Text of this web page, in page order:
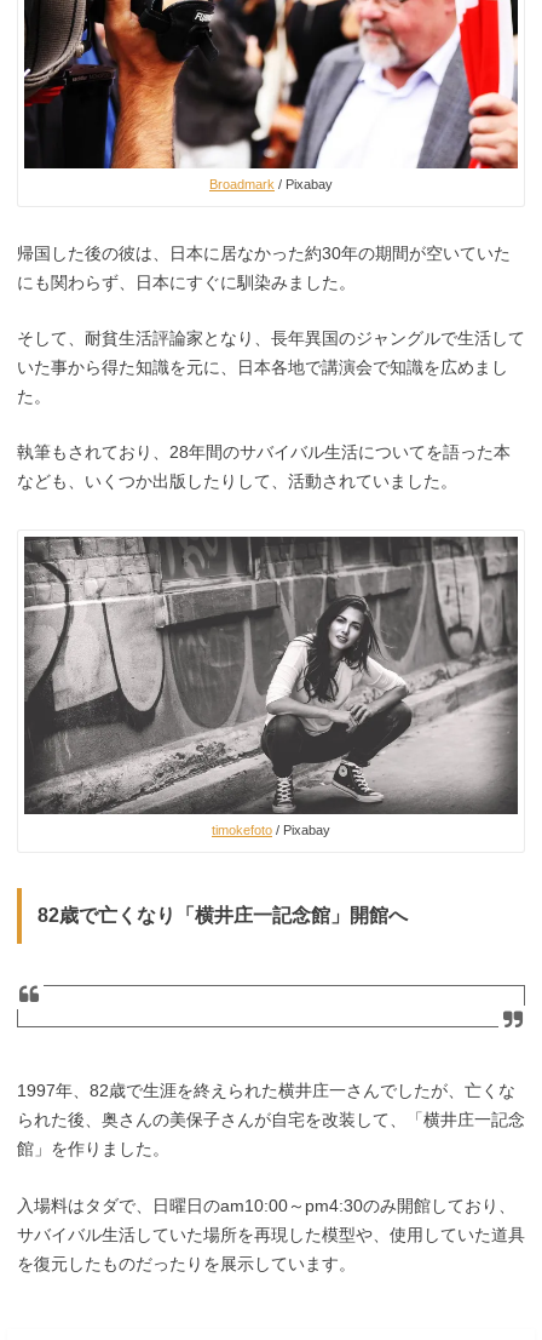
Broadmark / Pixabay
帰国した後の彼は、日本に居なかった約30年の期間が空いていた
にも関わらず、日本にすぐに馴染みました。
そして、耐貧生活評論家となり、長年異国のジャングルで生活して
いた事から得た知識を元に、日本各地で講演会で知識を広めまし
た。
執筆もされており、28年間のサバイバル生活についてを語った本
なども、いくつか出版したりして、活動されていました。
timokefoto / Pixabay
82歳で亡くなり「横井庄一記念館」開館へ
1997年、82歳で生涯を終えられた横井庄一さんでしたが、亡くな
られた後、奥さんの美保子さんが自宅を改装して、「横井庄一記念
館」を作りました。
入場料はタダで、日曜日のam10:00～pm4:30のみ開館しており、
サバイバル生活していた場所を再現した模型や、使用していた道具
を復元したものだったりを展示しています。